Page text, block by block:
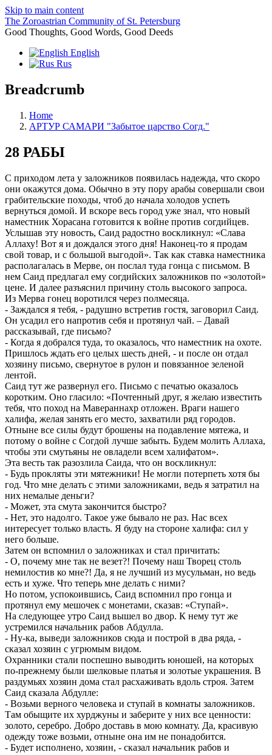
Skip to main content
The Zoroastrian Community of St. Petersburg
Good Thoughts, Good Words, Good Deeds
English
Rus
Breadcrumb
Home
АРТУР САМАРИ "Забытое царство Согд."
28 РАБЫ
С приходом лета у заложников появилась надежда, что скоро
они окажутся дома. Обычно в эту пору арабы совершали свои
грабительские походы, чтоб до начала холодов успеть
вернуться домой. И вскоре весь город уже знал, что новый
наместник Хорасана готовится к войне против согдийцев.
Услышав эту новость, Саид радостно воскликнул: «Слава
Аллаху! Вот я и дождался этого дня! Наконец-то я продам
свой товар, и с большой выгодой». Так как ставка наместника
располагалась в Мерве, он послал туда гонца с письмом. В
нем Саид предлагал ему согдийских заложников по «золотой»
цене. И далее разъяснил причину столь высокого запроса.
Из Мерва гонец воротился через полмесяца.
- Заждался я тебя, - радушно встретив гостя, заговорил Саид.
Он усадил его напротив себя и протянул чай. – Давай
рассказывай, где письмо?
- Когда я добрался туда, то оказалось, что наместник на охоте.
Пришлось ждать его целых шесть дней, - и после он отдал
хозяину письмо, свернутое в рулон и повязанное зеленой
лентой.
Саид тут же развернул его. Письмо с печатью оказалось
коротким. Оно гласило: «Почтенный друг, я желаю известить
тебя, что поход на Мавераннахр отложен. Враги нашего
халифа, желая занять его место, захватили ряд городов.
Отныне все силы будут брошены на подавление мятежа, и
потому о войне с Согдой лучше забыть. Будем молить Аллаха,
чтобы эти смутьяны не овладели всем халифатом».
Эта весть так разозлила Саида, что он воскликнул:
- Будь прокляты эти мятежники! Не могли потерпеть хотя бы
год. Что мне делать с этими заложниками, ведь я затратил на
них немалые деньги?
- Может, эта смута закончится быстро?
- Нет, это надолго. Такое уже бывало не раз. Нас всех
интересует только власть. Я буду на стороне халифа: сил у
него больше.
Затем он вспомнил о заложниках и стал причитать:
- О, почему мне так не везет?! Почему наш Творец столь
немилостив ко мне?! Да, я не лучший из мусульман, но ведь
есть и хуже. Что теперь мне делать с ними?
Но потом, успокоившись, Саид вспомнил про гонца и
протянул ему мешочек с монетами, сказав: «Ступай».
На следующее утро Саид вышел во двор. К нему тут же
устремился начальник рабов Абдулла.
- Ну-ка, выведи заложников сюда и построй в два ряда, -
сказал хозяин с угрюмым видом.
Охранники стали поспешно выводить юношей, на которых
по-прежнему были шелковые платья и золотые украшения. В
раздумьях хозяин дома стал расхаживать вдоль строя. Затем
Саид сказала Абдулле:
- Возьми верного человека и ступай в комнаты заложников.
Там обыщите их хурджуны и заберите у них все ценности:
золото, серебро. Добро доставь в мою комнату. Да, красивую
одежду тоже возьми, отныне она им не понадобится.
- Будет исполнено, хозяин, - сказал начальник рабов и